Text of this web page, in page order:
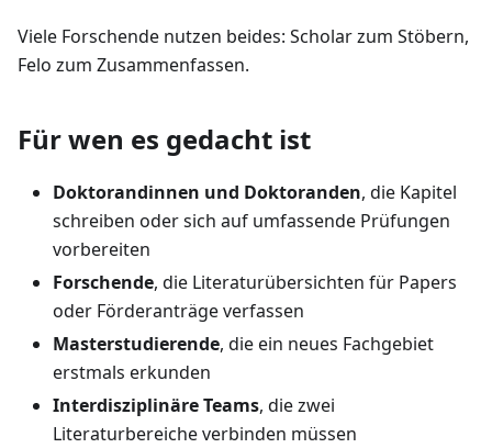
Viele Forschende nutzen beides: Scholar zum Stöbern,
Felo zum Zusammenfassen.
Für wen es gedacht ist
Doktorandinnen und Doktoranden, die Kapitel
schreiben oder sich auf umfassende Prüfungen
vorbereiten
Forschende, die Literaturübersichten für Papers
oder Förderanträge verfassen
Masterstudierende, die ein neues Fachgebiet
erstmals erkunden
Interdisziplinäre Teams, die zwei
Literaturbereiche verbinden müssen